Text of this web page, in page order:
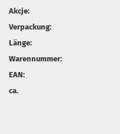
Akcje:
Verpackung:
Länge:
Warennummer:
EAN:
ca.